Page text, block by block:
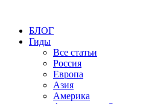
БЛОГ
Гиды
Все статьи
Россия
Европа
Азия
Америка